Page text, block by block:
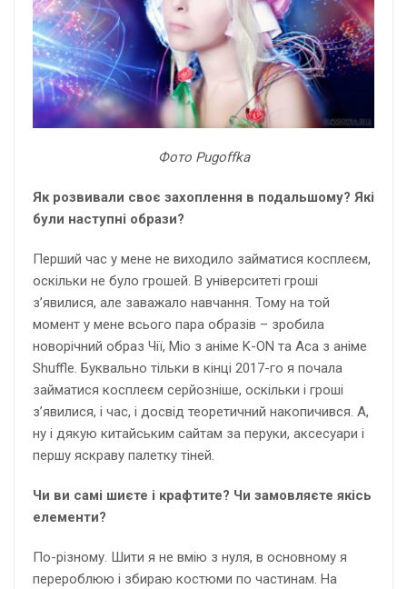
Фото Pugoffka
Як розвивали своє захоплення в подальшому? Які
були наступні образи?
Перший час у мене не виходило займатися косплеєм,
оскільки не було грошей. В університеті гроші
з’явилися, але заважало навчання. Тому на той
момент у мене всього пара образів – зробила
новорічний образ Чії, Міо з аніме K-ON та Аса з аніме
Shuffle. Буквально тільки в кінці 2017-го я почала
займатися косплеєм серйозніше, оскільки і гроші
з’явилися, і час, і досвід теоретичний накопичився. А,
ну і дякую китайським сайтам за перуки, аксесуари і
першу яскраву палетку тіней.
Чи ви самі шиєте і крафтите? Чи замовляєте якісь
елементи?
По-різному. Шити я не вмію з нуля, в основному я
перероблюю і збираю костюми по частинам. На